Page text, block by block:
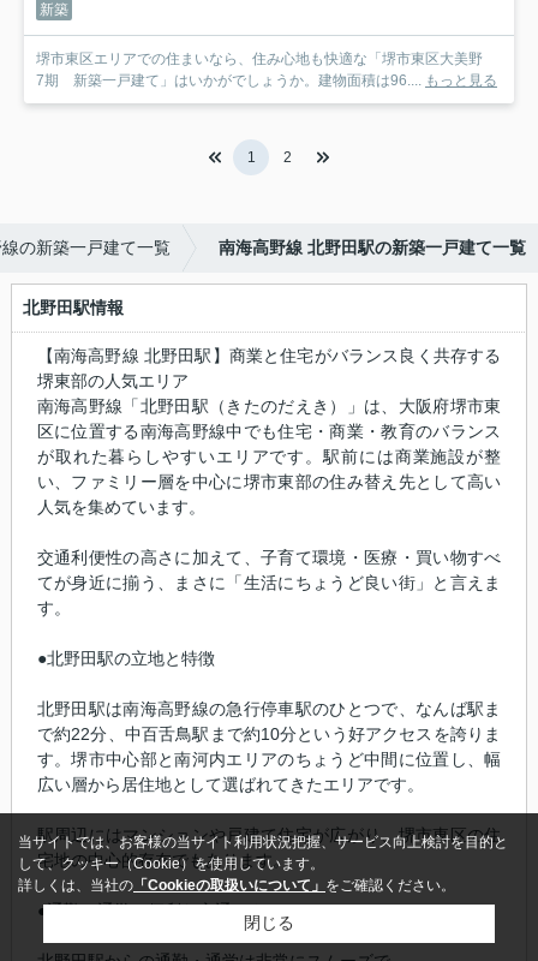
新築
堺市東区エリアでの住まいなら、住み心地も快適な「堺市東区大美野
7期 新築一戸建て」はいかがでしょうか。建物面積は96.... もっと見る
1 2
の新築一戸建て一覧 南海高野線 北野田駅の新築一戸建て一覧
北野田駅情報
【南海高野線 北野田駅】商業と住宅がバランス良く共存する
堺東部の人気エリア
南海高野線「北野田駅（きたのだえき）」は、大阪府堺市東
区に位置する南海高野線中でも住宅・商業・教育のバランス
が取れた暮らしやすいエリアです。駅前には商業施設が整
い、ファミリー層を中心に堺市東部の住み替え先として高い
人気を集めています。
交通利便性の高さに加えて、子育て環境・医療・買い物すべ
てが身近に揃う、まさに「生活にちょうど良い街」と言えま
す。
●北野田駅の立地と特徴
北野田駅は南海高野線の急行停車駅のひとつで、なんば駅ま
で約22分、中百舌鳥駅まで約10分という好アクセスを誇りま
す。堺市中心部と南河内エリアのちょうど中間に位置し、幅
広い層から居住地として選ばれてきたエリアです。
駅周辺にはマンションや戸建て住宅が広がり、堺市東区の住
宅地の中心的存在でもあります。
●通勤・通学に便利な交通アクセス
当サイトでは、お客様の当サイト利用状況把握、サービス向上検討を目的と
して、クッキー（Cookie）を使用しています。
詳しくは、当社の 「Cookieの取扱いについて」 をご確認ください。
閉じる